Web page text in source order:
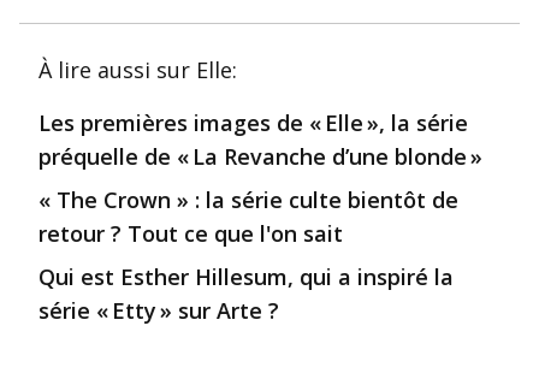
À lire aussi sur Elle:
Les premières images de « Elle », la série
préquelle de « La Revanche d’une blonde »
« The Crown » : la série culte bientôt de
retour ? Tout ce que l'on sait
Qui est Esther Hillesum, qui a inspiré la
série « Etty » sur Arte ?